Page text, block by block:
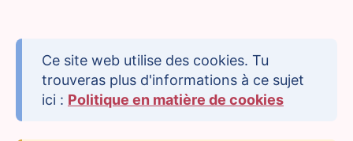
Ce site web utilise des cookies. Tu
trouveras plus d'informations à ce sujet
ici : Politique en matière de cookies